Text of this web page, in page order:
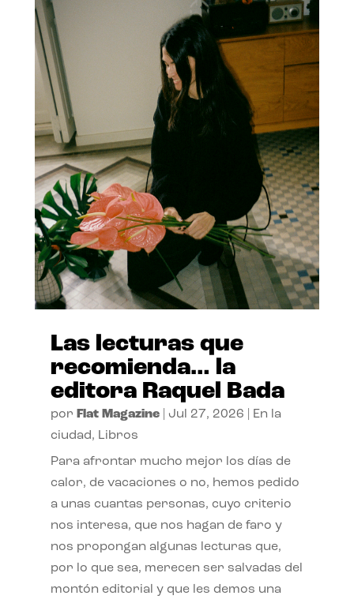
Las lecturas que
recomienda… la
editora Raquel Bada
por Flat Magazine| Jul 27, 2026
En la
ciudad, Libros
Para afrontar mucho mejor los días de
calor, de vacaciones o no, hemos pedido
a unas cuantas personas, cuyo criterio
nos interesa, que nos hagan de faro y
nos propongan algunas lecturas que,
por lo que sea, merecen ser salvadas del
montón editorial y que les demos una